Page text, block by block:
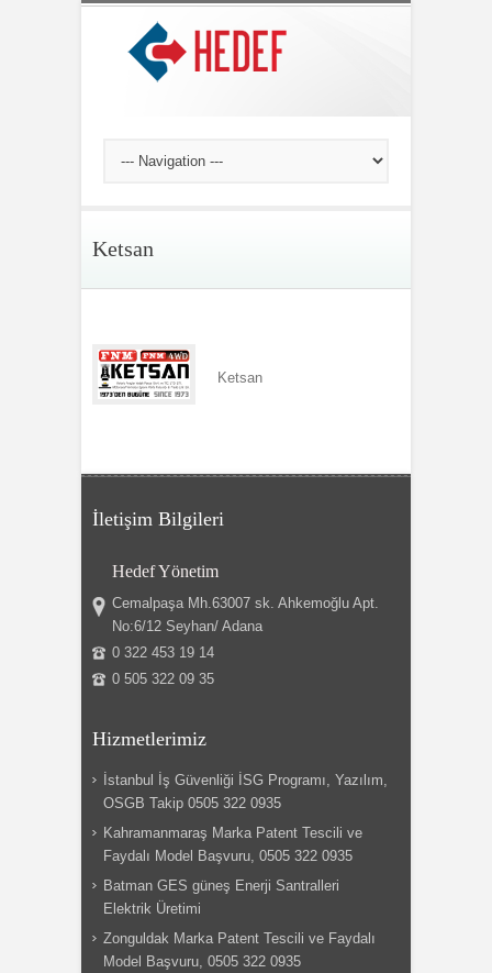
Ketsan
Ketsan
İletişim Bilgileri
Hedef Yönetim
Cemalpaşa Mh.63007 sk. Ahkemoğlu Apt.
No:6/12 Seyhan/ Adana
0 322 453 19 14
0 505 322 09 35
Hizmetlerimiz
İstanbul İş Güvenliği İSG Programı, Yazılım,
OSGB Takip 0505 322 0935
Kahramanmaraş Marka Patent Tescili ve
Faydalı Model Başvuru, 0505 322 0935
Batman GES güneş Enerji Santralleri
Elektrik Üretimi
Zonguldak Marka Patent Tescili ve Faydalı
Model Başvuru, 0505 322 0935